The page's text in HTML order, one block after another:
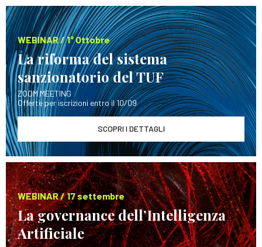
WEBINAR / 1° Ottobre
La riforma del sistema
sanzionatorio del TUF
ZOOM MEETING
Offerte per iscrizioni entro il 10/09
SCOPRI I DETTAGLI
WEBINAR / 17 settembre
La governance dell’Intelligenza
Artificiale